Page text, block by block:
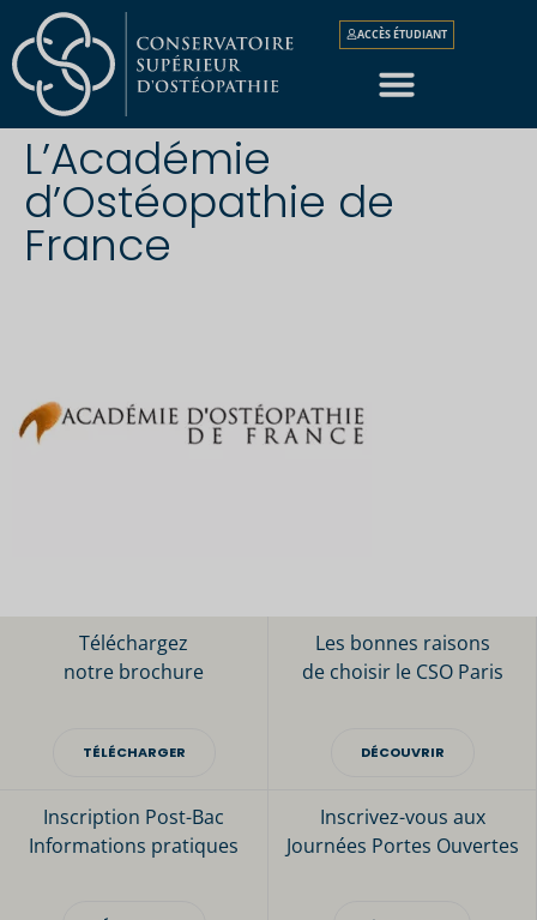
ACCÈS ÉTUDIANT
L’Académie
d’Ostéopathie de
France
Téléchargez
notre brochure
TÉLÉCHARGER
Les bonnes raisons
de choisir le CSO Paris
DÉCOUVRIR
Inscription Post-Bac
Informations pratiques
Inscrivez-vous aux
Journées Portes Ouvertes